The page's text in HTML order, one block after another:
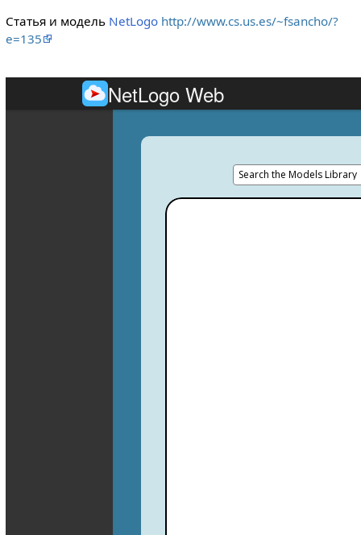
Статья и модель NetLogo http://www.cs.us.es/~fsancho/?
e=135